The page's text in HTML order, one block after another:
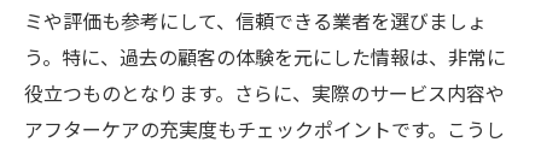
ミや評価も参考にして、信頼できる業者を選びましょ
う。特に、過去の顧客の体験を元にした情報は、非常に
役立つものとなります。さらに、実際のサービス内容や
アフターケアの充実度もチェックポイントです。こうし